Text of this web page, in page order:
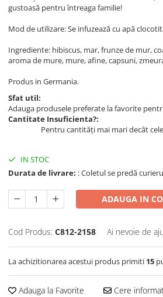
gustoasă pentru întreaga familie!
Mod de utilizare: Se infuzează cu apă
Ingrediente: hibiscus, mar, frunze de mur,
aroma de mure, mure, afine, capsuni,
Produs in Germania.
Sfat util:
Adauga produsele preferate la favorite
Cantitate Insuficienta?:
Pentru cantități mai mari decât
IN STOC
Durata de livrare: : Coletul se predă
ADAUGA IN
Cod Produs: C812-2158 Ai nevoie de
La achizitionarea acestui produs primiti 15
Adauga la Favorite Cere